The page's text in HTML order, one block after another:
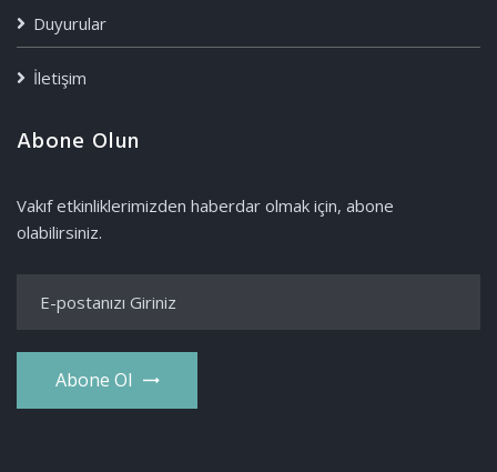
Duyurular
İletişim
Abone Olun
Vakıf etkinliklerimizden haberdar olmak için, abone
olabilirsiniz.
Abone Ol